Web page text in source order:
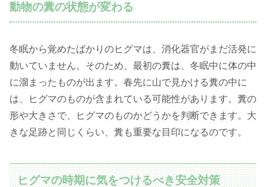
動物の糞の状態が変わる
冬眠から覚めたばかりのヒグマは、消化器官がまだ活発に
動いていません。そのため、最初の糞は、冬眠中に体の中
に溜まったものが出ます。春先に山で見かける糞の中に
は、ヒグマのものが含まれている可能性があります。糞の
形や大きさで、ヒグマのものかどうかを判断できます。大
きな足跡と同じくらい、糞も重要な目印になるのです。
ヒグマの時期に気をつけるべき安全対策